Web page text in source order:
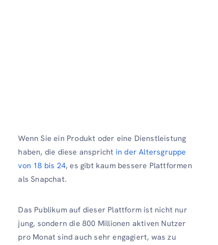
Wenn Sie ein Produkt oder eine Dienstleistung
haben, die diese anspricht in der Altersgruppe
von 18 bis 24, es gibt kaum bessere Plattformen
als Snapchat.
Das Publikum auf dieser Plattform ist nicht nur
jung, sondern die 800 Millionen aktiven Nutzer
pro Monat sind auch sehr engagiert, was zu